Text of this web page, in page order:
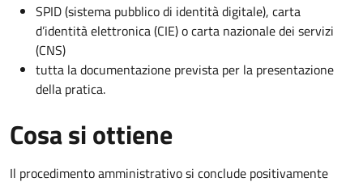
SPID (sistema pubblico di identità digitale), carta
d’identità elettronica (CIE) o carta nazionale dei servizi
(CNS)
tutta la documentazione prevista per la presentazione
della pratica.
Cosa si ottiene
Il procedimento amministrativo si conclude positivamente